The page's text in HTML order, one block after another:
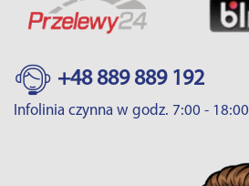
+48 889 889 192
Infolinia czynna w godz. 7:00 - 18:00